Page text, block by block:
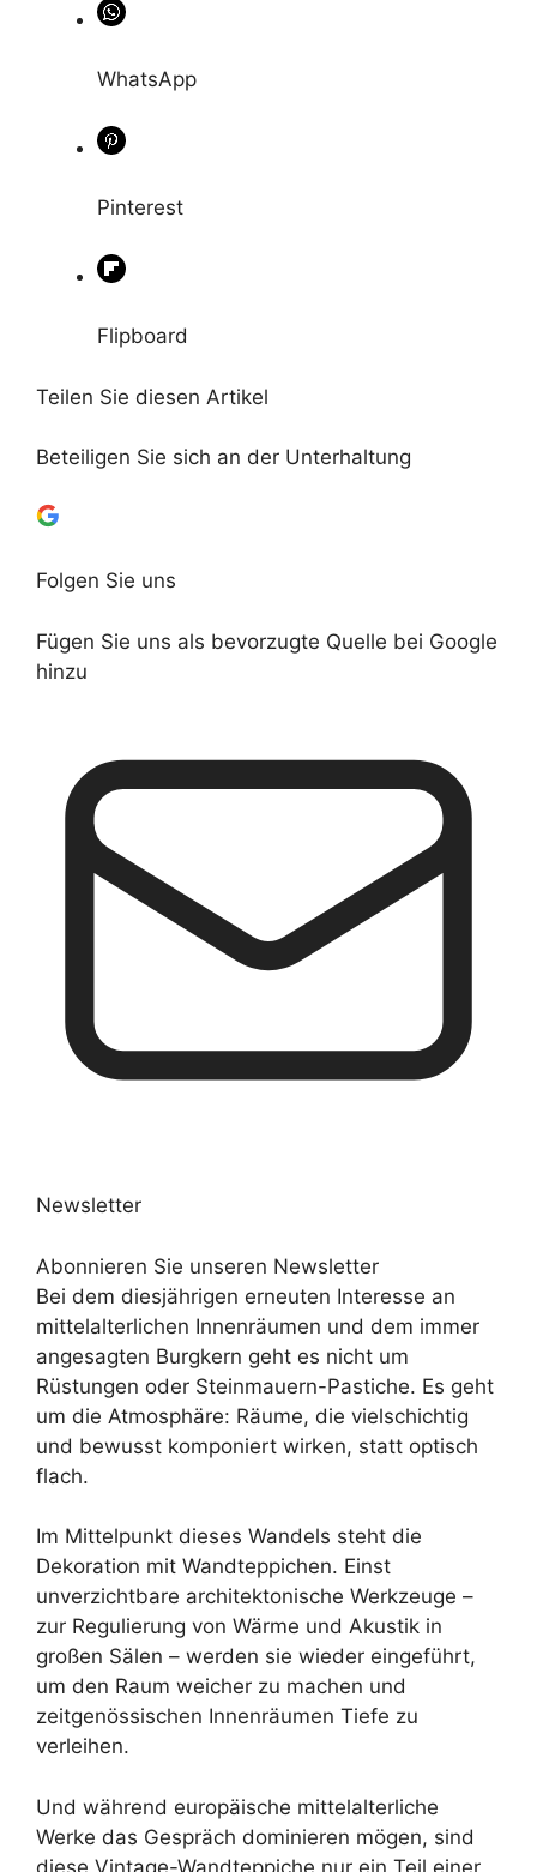
WhatsApp
Pinterest
Flipboard
Teilen Sie diesen Artikel
Beteiligen Sie sich an der Unterhaltung
Folgen Sie uns
Fügen Sie uns als bevorzugte Quelle bei Google
hinzu
Newsletter
Abonnieren Sie unseren Newsletter
Bei dem diesjährigen erneuten Interesse an
mittelalterlichen Innenräumen und dem immer
angesagten Burgkern geht es nicht um
Rüstungen oder Steinmauern-Pastiche. Es geht
um die Atmosphäre: Räume, die vielschichtig
und bewusst komponiert wirken, statt optisch
flach.
Im Mittelpunkt dieses Wandels steht die
Dekoration mit Wandteppichen. Einst
unverzichtbare architektonische Werkzeuge –
zur Regulierung von Wärme und Akustik in
großen Sälen – werden sie wieder eingeführt,
um den Raum weicher zu machen und
zeitgenössischen Innenräumen Tiefe zu
verleihen.
Und während europäische mittelalterliche
Werke das Gespräch dominieren mögen, sind
diese Vintage-Wandteppiche nur ein Teil einer